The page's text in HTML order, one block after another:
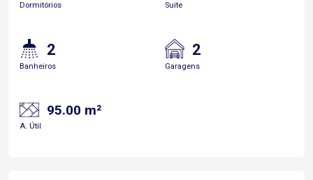
Dormitórios Suite
2
Banheiros
2
Garagens
95.00 m²
A. Útil